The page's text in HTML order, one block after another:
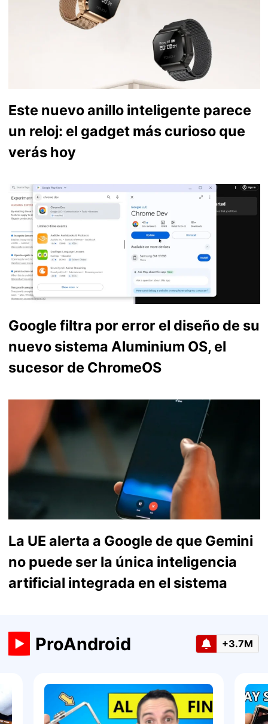
Este nuevo anillo inteligente parece
un reloj: el gadget más curioso que
verás hoy
Google filtra por error el diseño de su
nuevo sistema Aluminium OS, el
sucesor de ChromeOS
La UE alerta a Google de que Gemini
no puede ser la única inteligencia
artificial integrada en el sistema
ProAndroid +3.7M